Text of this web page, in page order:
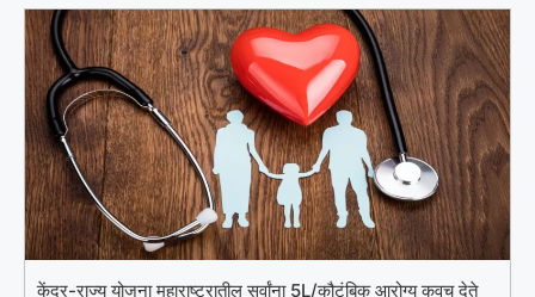
केंद्र-राज्य योजना महाराष्ट्रातील सर्वांना 5L/कौटुंबिक आरोग्य कवच देते